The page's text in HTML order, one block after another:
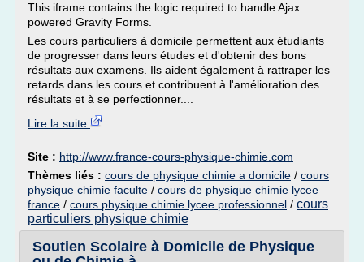
This iframe contains the logic required to handle Ajax
powered Gravity Forms.
Les cours particuliers à domicile permettent aux étudiants
de progresser dans leurs études et d'obtenir des bons
résultats aux examens. Ils aident également à rattraper les
retards dans les cours et contribuent à l'amélioration des
résultats et à se perfectionner....
Lire la suite
Site : http://www.france-cours-physique-chimie.com
Thèmes liés : cours de physique chimie a domicile / cours
physique chimie faculte / cours de physique chimie lycee
france / cours physique chimie lycee professionnel / cours
particuliers physique chimie
Soutien Scolaire à Domicile de Physique